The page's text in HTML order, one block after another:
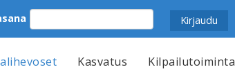
Kasvatus Kilpailutoiminta